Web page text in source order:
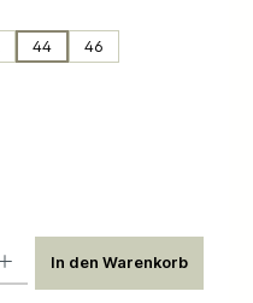
44 46
In den Warenkorb